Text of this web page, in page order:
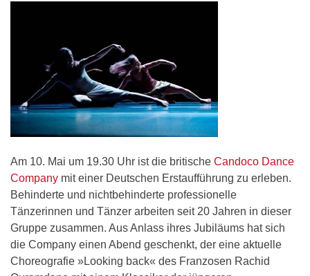
Am 10. Mai um 19.30 Uhr ist die britische Candoco Dance
Company mit einer Deutschen Erstaufführung zu erleben.
Behinderte und nichtbehinderte professionelle
Tänzerinnen und Tänzer arbeiten seit 20 Jahren in dieser
Gruppe zusammen. Aus Anlass ihres Jubiläums hat sich
die Company einen Abend geschenkt, der eine aktuelle
Choreografie »Looking back« des Franzosen Rachid